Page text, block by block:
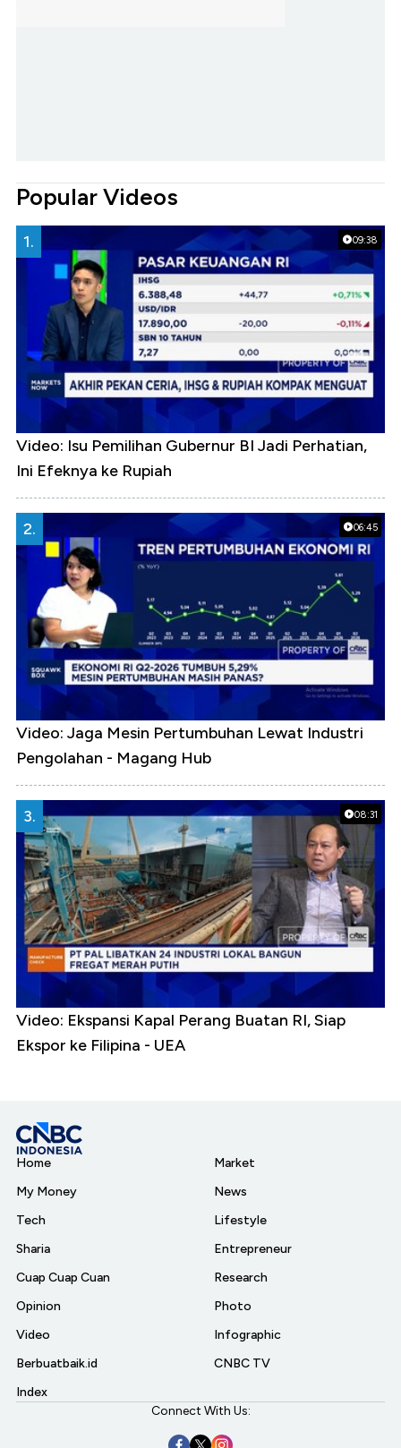
Popular Videos
09:38
1.
Video: Isu Pemilihan Gubernur BI Jadi Perhatian,
Ini Efeknya ke Rupiah
06:45
2.
Video: Jaga Mesin Pertumbuhan Lewat Industri
Pengolahan - Magang Hub
08:31
3.
Video: Ekspansi Kapal Perang Buatan RI, Siap
Ekspor ke Filipina - UEA
Home
My Money
Tech
Sharia
Cuap Cuap Cuan
Opinion
Video
Berbuatbaik.id
Index
Market
News
Lifestyle
Entrepreneur
Research
Photo
Infographic
CNBC TV
Connect With Us: